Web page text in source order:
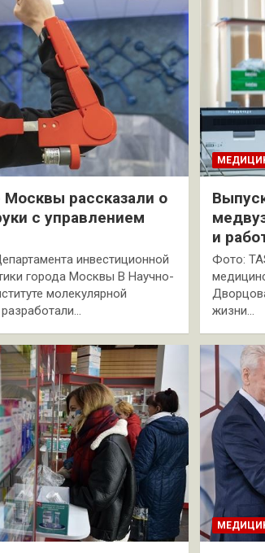
Москвы рассказали о
с управлением
инвестиционной
города Москвы В Научно-
молекулярной
и
Фото:
жизни…